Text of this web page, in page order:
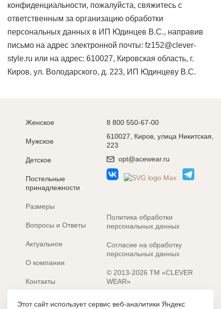
конфиденциальности, пожалуйста, свяжитесь с
ответственным за организацию обработки
персональных данных в ИП Юдинцев В.С., направив
письмо на адрес электронной почты: fz152@clever-
style.ru или на адрес: 610027, Кировская область, г.
Киров, ул. Володарского, д. 223, ИП Юдинцеву В.С.
Женское
Мужское
Детское
Постельные
принадлежности
Размеры
Вопросы и Ответы
Актуальное
О компании
Контакты
Электронные каталоги
8 800 550-67-00
610027, Киров, улица Никитская,
223
opt@acewear.ru
Политика обработки
персональных данных
Согласие на обработку
персональных данных
© 2013-2026 ТМ «CLEVER
WEAR»
Разработка сайта: MACHAON
Этот сайт использует сервис веб-аналитики Яндекс